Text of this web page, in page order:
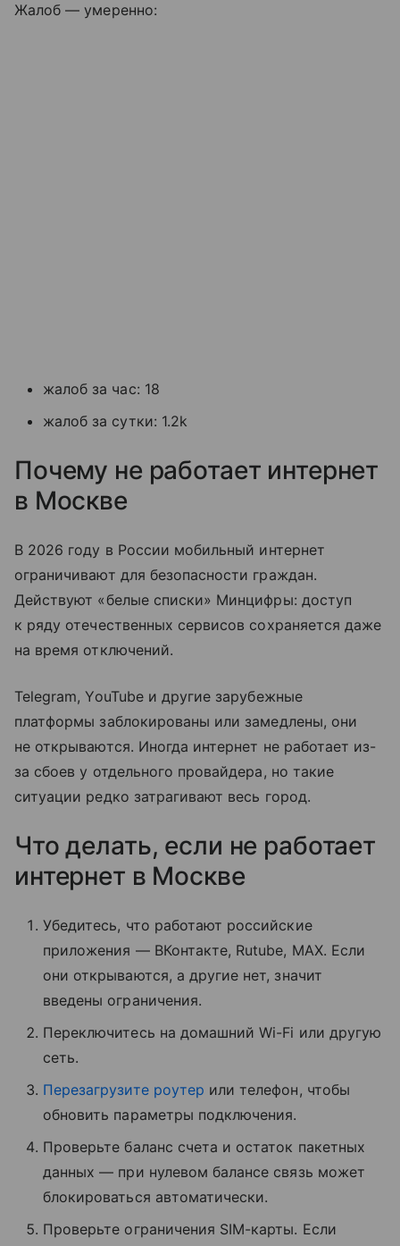
Жалоб — умеренно:
жалоб за час: 18
жалоб за сутки: 1.2k
Почему не работает интернет
в Москве
В 2026 году в России мобильный интернет
ограничивают для безопасности граждан.
Действуют «белые списки» Минцифры: доступ
к ряду отечественных сервисов сохраняется даже
на время отключений.
Telegram, YouTube и другие зарубежные
платформы заблокированы или замедлены, они
не открываются. Иногда интернет не работает из-
за сбоев у отдельного провайдера, но такие
ситуации редко затрагивают весь город.
Что делать, если не работает
интернет в Москве
Убедитесь, что работают российские
приложения — ВКонтакте, Rutube, MAX. Если
они открываются, а другие нет, значит
введены ограничения.
Переключитесь на домашний Wi-Fi или другую
сеть.
Перезагрузите роутер или телефон, чтобы
обновить параметры подключения.
Проверьте баланс счета и остаток пакетных
данных — при нулевом балансе связь может
блокироваться автоматически.
Проверьте ограничения SIM-карты. Если